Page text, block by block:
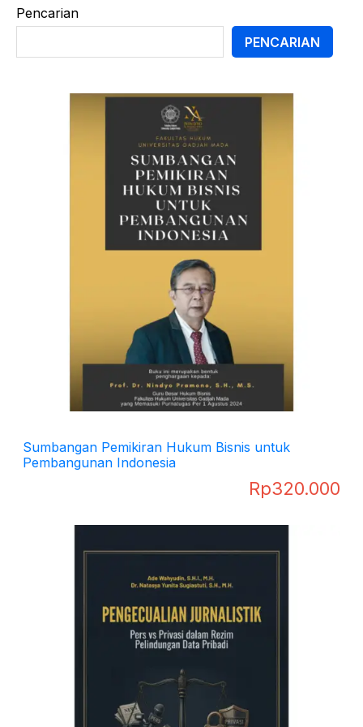
Pencarian
PENCARIAN
Sumbangan Pemikiran Hukum Bisnis untuk
Pembangunan Indonesia
Rp320.000